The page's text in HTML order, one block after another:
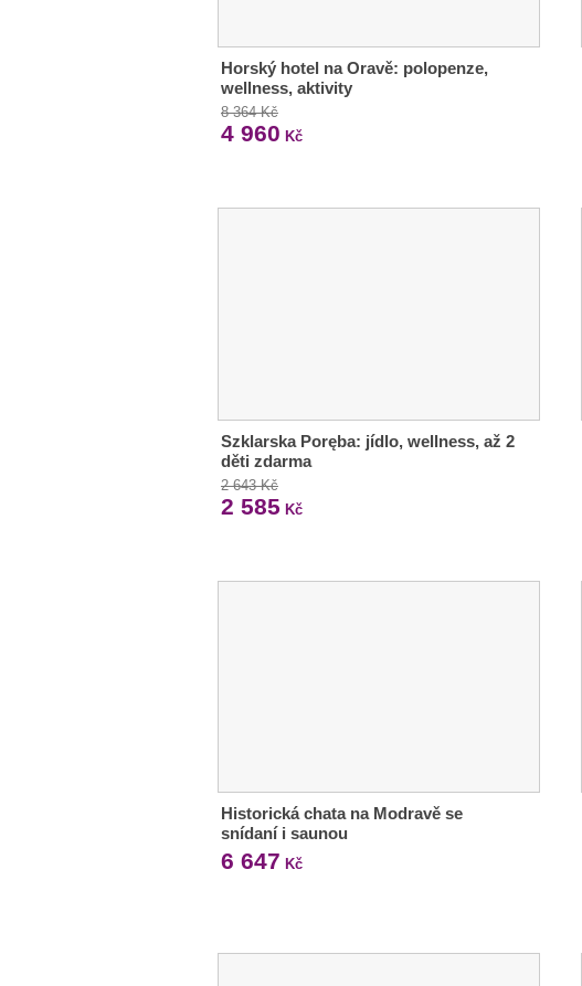
Horský hotel na Oravě: polopenze,
wellness, aktivity
8 364 Kč
4 960 Kč
Szklarska Poręba: jídlo, wellness, až 2
děti zdarma
2 643 Kč
2 585 Kč
Historická chata na Modravě se
snídaní i saunou
6 647 Kč